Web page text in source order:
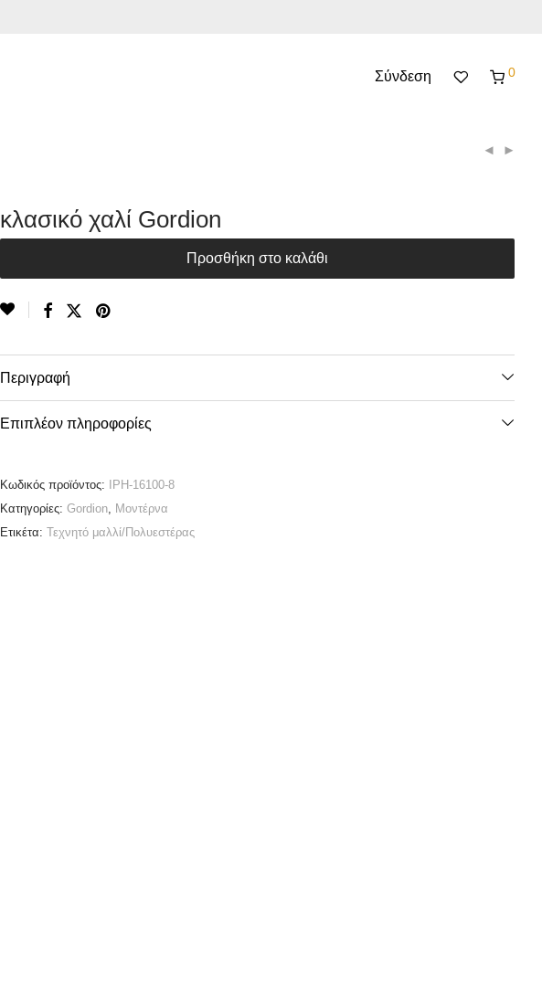
Σύνδεση 0
κλασικό χαλί Gordion
Προσθήκη στο καλάθι
Περιγραφή
Επιπλέον πληροφορίες
Κωδικός προϊόντος:
IPH-16100-8
Κατηγορίες: Gordion, Μοντέρνα
Ετικέτα: Τεχνητό μαλλί/Πολυεστέρας